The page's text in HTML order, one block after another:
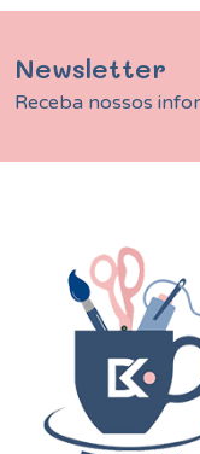
Newsletter
Receba nossos